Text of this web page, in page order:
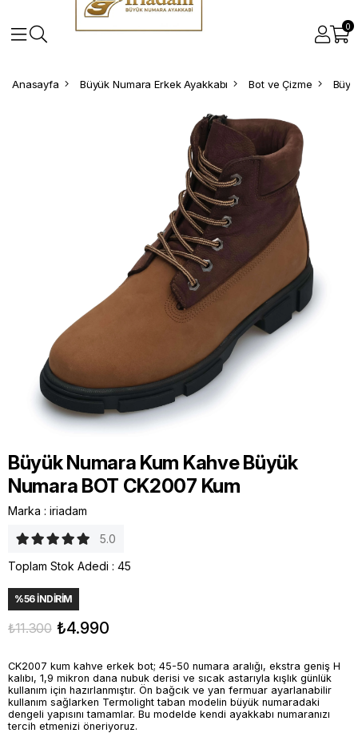
0
Anasayfa Büyük Numara Erkek Ayakkabı Bot ve Çizme
Büyük Numara Kum Kahve Büyük
Numara BOT CK2007 Kum
Marka : iriadam
5.0
Toplam Stok Adedi : 45
%56İNDIRIM
₺11.300 ₺4.990
CK2007 kum kahve erkek bot; 45-50 numara aralığı, ekstra geniş H
kalıbı, 1,9 mikron dana nubuk derisi ve sıcak astarıyla kışlık günlük
kullanım için hazırlanmıştır. Ön bağcık ve yan fermuar ayarlanabilir
kullanım sağlarken Termolight taban modelin büyük numaradaki
dengeli yapısını tamamlar. Bu modelde kendi ayakkabı numaranızı
tercih etmenizi öneriyoruz.